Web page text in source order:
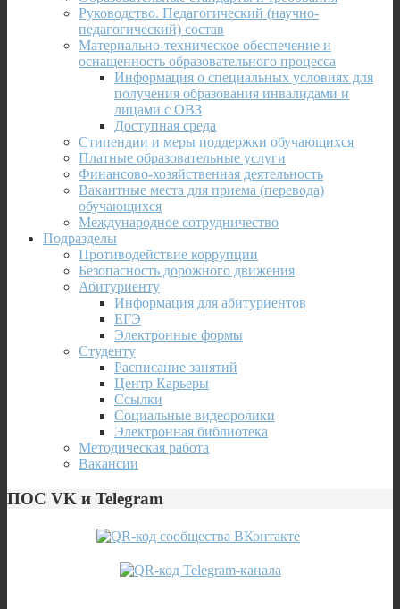
Руководство. Педагогический (научно-
педагогический) состав
Материально-техническое обеспечение и
оснащенность образовательного процесса
Информация о специальных условиях для
получения образования инвалидами и
лицами с ОВЗ
Доступная среда
Стипендии и меры поддержки обучающихся
Платные образовательные услуги
Финансово-хозяйственная деятельность
Вакантные места для приема (перевода)
обучающихся
Международное сотрудничество
Подразделы
Противодействие коррупции
Безопасность дорожного движения
Абитуриенту
Информация для абитуриентов
ЕГЭ
Электронные формы
Студенту
Расписание занятий
Центр Карьеры
Ссылки
Социальные видеоролики
Электронная библиотека
Методическая работа
Вакансии
ПОС VK и Telegram